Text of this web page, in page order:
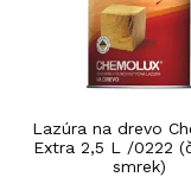
Lazúra na drevo
Extra 2,5 L /0222
smrek)